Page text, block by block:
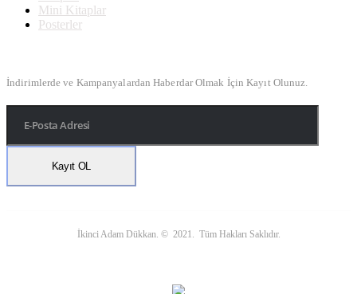
Mini Kitaplar
Posterler
İndirimlerde ve Kampanyalardan Haberdar Olmak İçin Kayıt Olunuz.
İkinci Adam Dükkan. © 2021. Tüm Hakları Saklıdır.